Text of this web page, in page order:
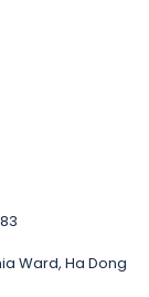
Ward, Ha Dong